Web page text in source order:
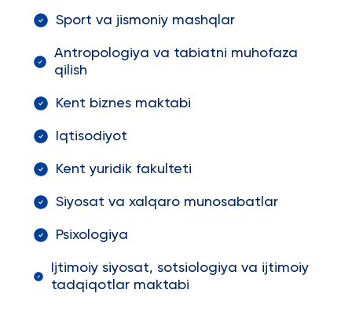
Sport va jismoniy mashqlar
Antropologiya va tabiatni muhofaza
qilish
Kent biznes maktabi
Iqtisodiyot
Kent yuridik fakulteti
Siyosat va xalqaro munosabatlar
Psixologiya
Ijtimoiy siyosat, sotsiologiya va ijtimoiy
tadqiqotlar maktabi